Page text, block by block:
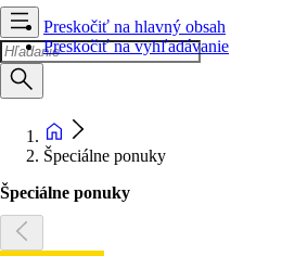
Preskočiť na hlavný obsah
Preskočiť na vyhľadávanie
Špeciálne ponuky
Špeciálne ponuky